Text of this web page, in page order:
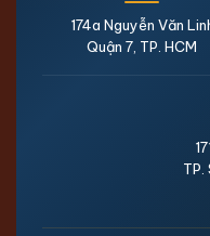
174a Nguyễn Văn
Quận 7, TP. HCM
TP.